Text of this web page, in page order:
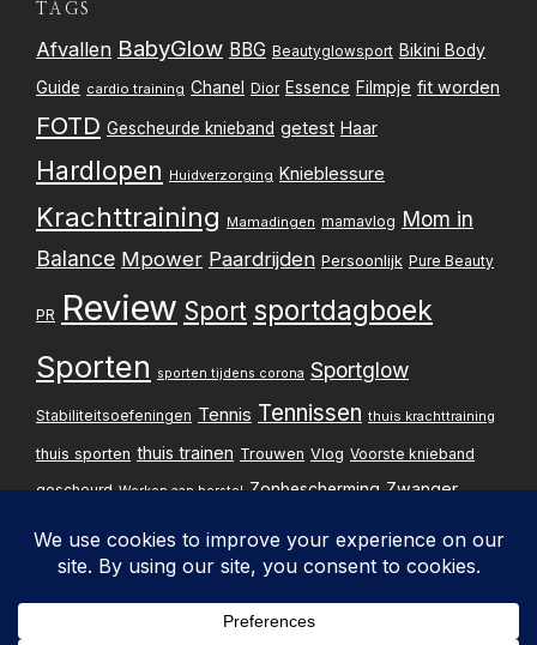
TAGS
Afvallen BabyGlow BBG Beautyglowsport Bikini Body
Guide cardio training Chanel Dior Essence Filmpje fit worden
FOTD Gescheurde knieband getest Haar
Hardlopen Huidverzorging Knieblessure
Krachttraining Mamadingen mamavlog Mom in
Balance Mpower Paardrijden Persoonlijk Pure Beauty
PR Review Sport sportdagboek
Sporten sporten tijdens corona Sportglow
Stabiliteitsoefeningen Tennis Tennissen thuis krachttraining
thuis sporten thuis trainen Trouwen Vlog Voorste knieband
gescheurd Werken aan herstel Zonbescherming Zwanger